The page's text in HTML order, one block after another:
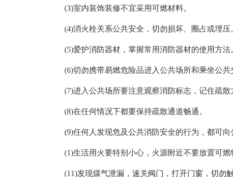
(3)室内装饰装修不宜采用可燃材料。
(4)消火栓关系公共安全，切勿损坏、圈占或埋压
(5)爱护消防器材，掌握常用消防器材的使用方法
(6)切勿携带易燃危险品进入公共场所和乘坐公共
(7)进入公共场所要注意观察消防标志，记住疏散
(8)在任何情况下都要保持疏散通道畅通。
(9)任何人发现危及公共消防安全的行为，都可向
(1)生活用火要特别小心，火源附近不要放置可燃
(11)发现煤气泄漏，速关阀门，打开门窗，切勿